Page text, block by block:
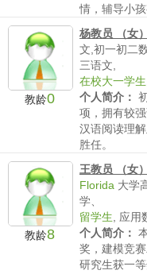
情，辅导小
薪水要求：
教龄0
杨教员 （女）
文,初一初二
三语文,
在校大一学生
个人简介：
项，拥有较
汉语阅读理
胜任。
教龄8
王教员 （女）
Florida 大学
学、
留学生
应用
个人简介：
奖，建模竞
研究生获一